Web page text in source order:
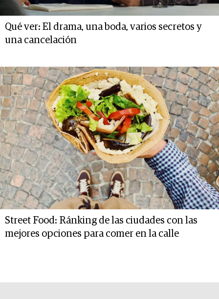
Qué ver: El drama, una boda, varios secretos y
una cancelación
Street Food: Ránking de las ciudades con las
mejores opciones para comer en la calle